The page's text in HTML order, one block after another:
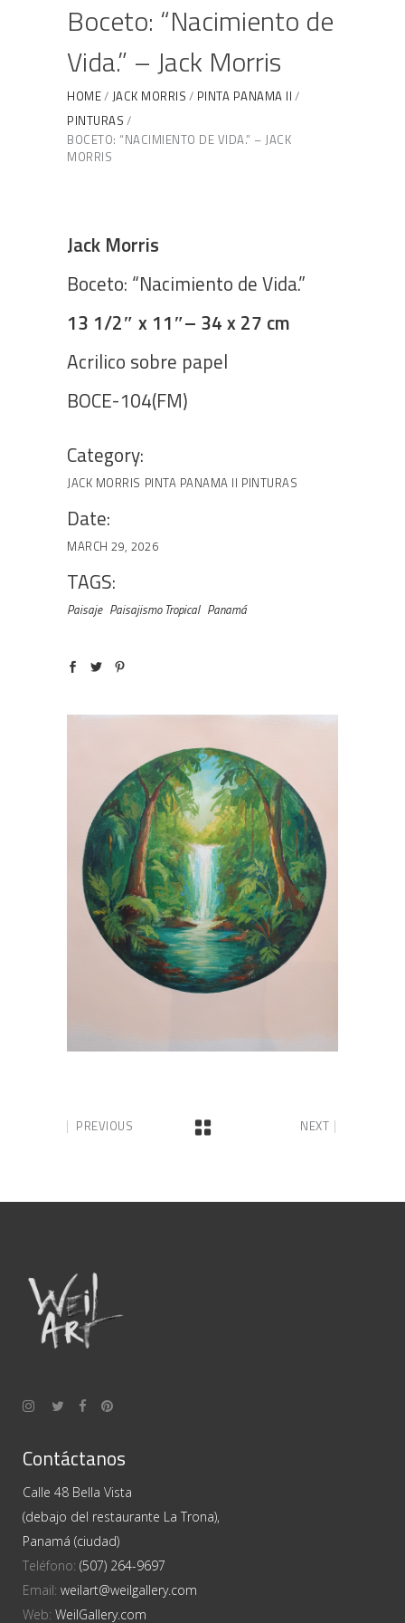
Boceto: “Nacimiento de
Vida.” – Jack Morris
HOME JACK MORRIS
PINTA PANAMA II
PINTURAS
BOCETO: “NACIMIENTO DE VIDA.” – JACK
MORRIS
Jack Morris
Boceto: “Nacimiento de Vida.”
13 1/2″ x 11″– 34 x 27 cm
Acrilico sobre papel
BOCE-104(FM)
Category:
JACK MORRIS PINTA PANAMA II PINTURAS
Date:
MARCH 29, 2026
TAGS:
Paisaje Paisajismo Tropical Panamá
PREVIOUS NEXT
Contáctanos
Calle 48 Bella Vista
(debajo del restaurante La Trona),
Panamá (ciudad)
Teléfono: (507) 264-9697
Email: weilart@weilgallery.com
Web: WeilGallery.com